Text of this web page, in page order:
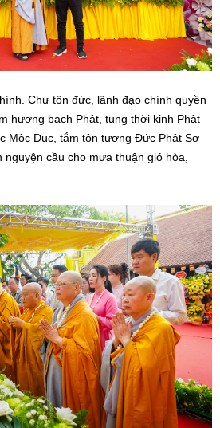
Chư tôn đức, lãnh đạo chính quyền
hương bạch Phật, tụng thời kinh Phật
Mộc Dục, tắm tôn tượng Đức Phật Sơ
nguyện cầu cho mưa thuận gió hòa,